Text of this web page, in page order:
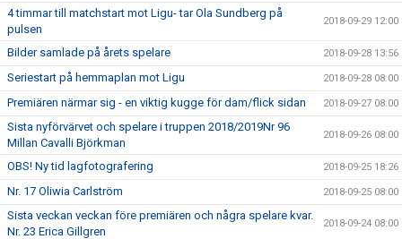
4 timmar till matchstart mot Ligu- tar Ola Sundberg på
pulsen
2018-09-29 12:00
Bilder samlade på årets spelare 2018-09-28 13:56
Seriestart på hemmaplan mot Ligu 2018-09-28 08:00
Premiären närmar sig - en viktig kugge för dam/flick sidan 2018-09-27 08:00
Sista nyförvärvet och spelare i truppen 2018/2019Nr 96
Millan Cavalli Björkman
2018-09-26 08:00
OBS! Ny tid lagfotografering 2018-09-25 18:26
Nr. 17 Oliwia Carlström 2018-09-25 08:00
Sista veckan veckan före premiären och några spelare kvar.
Nr. 23 Erica Gillgren
2018-09-24 08:00